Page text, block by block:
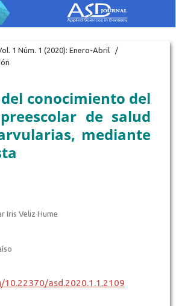
1 Núm. 1 (2020): Enero-Abril
/
conocimiento del
de salud
mediante
Iris Veliz Hume
asd.2020.1.1.2109